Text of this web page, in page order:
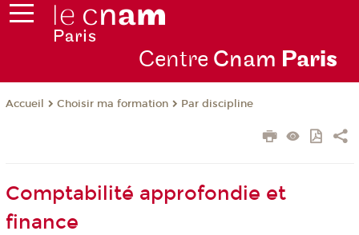
Centre Cnam Paris
Accueil Choisir ma formation Par discipline
Comptabilité approfondie et
finance